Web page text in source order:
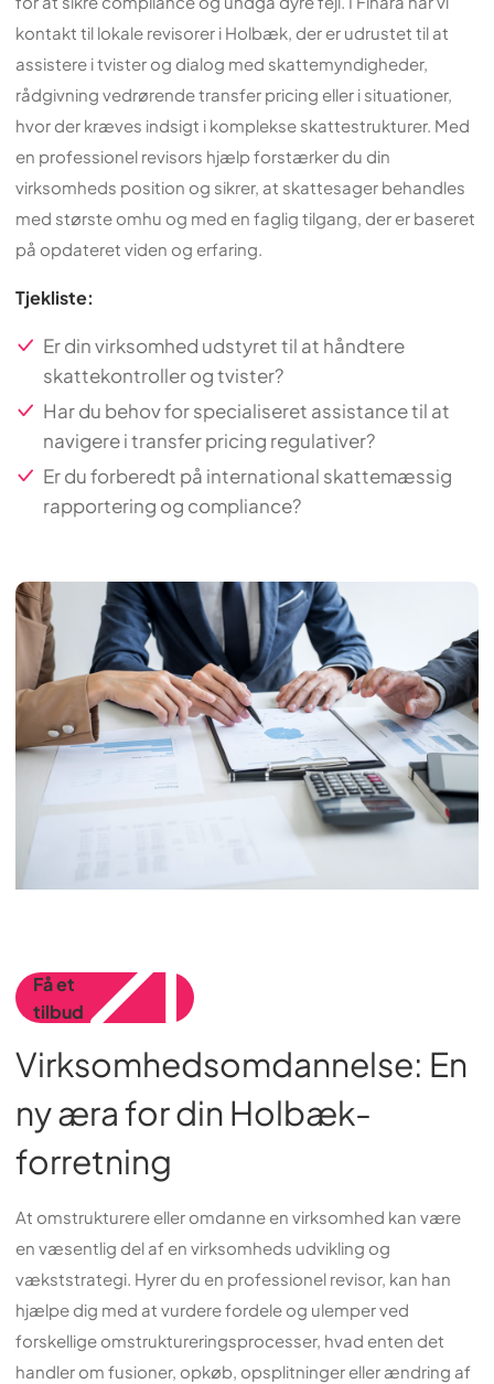
kontakt til lokale revisorer i Holbæk, der er udrustet til at
assistere i tvister og dialog med skattemyndigheder,
rådgivning vedrørende transfer pricing eller i situationer,
hvor der kræves indsigt i komplekse skattestrukturer. Med
en professionel revisors hjælp forstærker du din
virksomheds position og sikrer, at skattesager behandles
med største omhu og med en faglig tilgang, der er baseret
på opdateret viden og erfaring.
Tjekliste:
Er din virksomhed udstyret til at håndtere
skattekontroller og tvister?
Har du behov for specialiseret assistance til at
navigere i transfer pricing regulativer?
Er du forberedt på international skattemæssig
rapportering og compliance?
Få et
tilbud
Virksomhedsomdannelse: En
ny æra for din Holbæk-
forretning
At omstrukturere eller omdanne en virksomhed kan være
en væsentlig del af en virksomheds udvikling og
vækststrategi. Hyrer du en professionel revisor, kan han
hjælpe dig med at vurdere fordele og ulemper ved
forskellige omstruktureringsprocesser, hvad enten det
handler om fusioner, opkøb, opsplitninger eller ændring af